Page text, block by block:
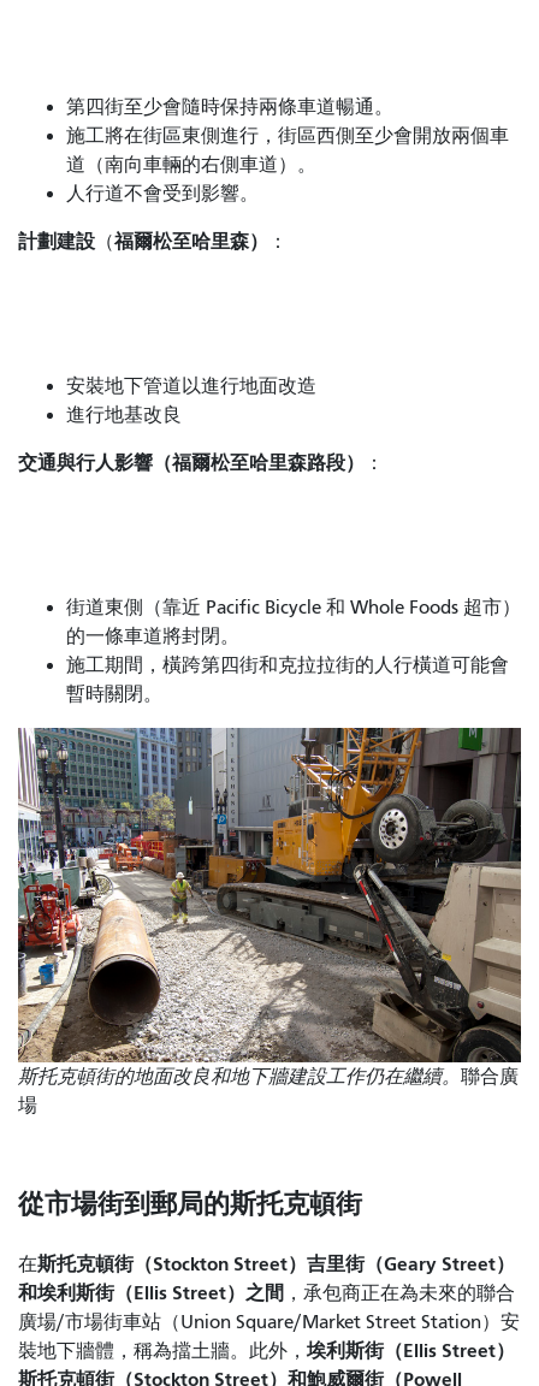
第四街至少會隨時保持兩條車道暢通。
施工將在街區東側進行，街區西側至少會開放兩個車
道（南向車輛的右側車道）。
人行道不會受到影響。
計劃建設 （福爾松至哈里森） ：
安裝地下管道以進行地面改造
進行地基改良
交通與行人影響（福爾松至哈里森路段） ：
街道東側（靠近 Pacific Bicycle 和 Whole Foods 超市）
的一條車道將封閉。
施工期間，橫跨第四街和克拉拉街的人行橫道可能會
暫時關閉。
斯托克頓街的地面改良和地下牆建設工作仍在繼續。 聯合廣
場
從市場街到郵局的斯托克頓街
在斯托克頓街（Stockton Street）吉里街（Geary Street）
和埃利斯街（Ellis Street）之間 ，承包商正在為未來的聯合
廣場/市場街車站（Union Square/Market Street Station）安
裝地下牆體，稱為擋土牆。此外， 埃利斯街（Ellis Street）
斯托克頓街（Stockton Street）和鮑威爾街（Powell